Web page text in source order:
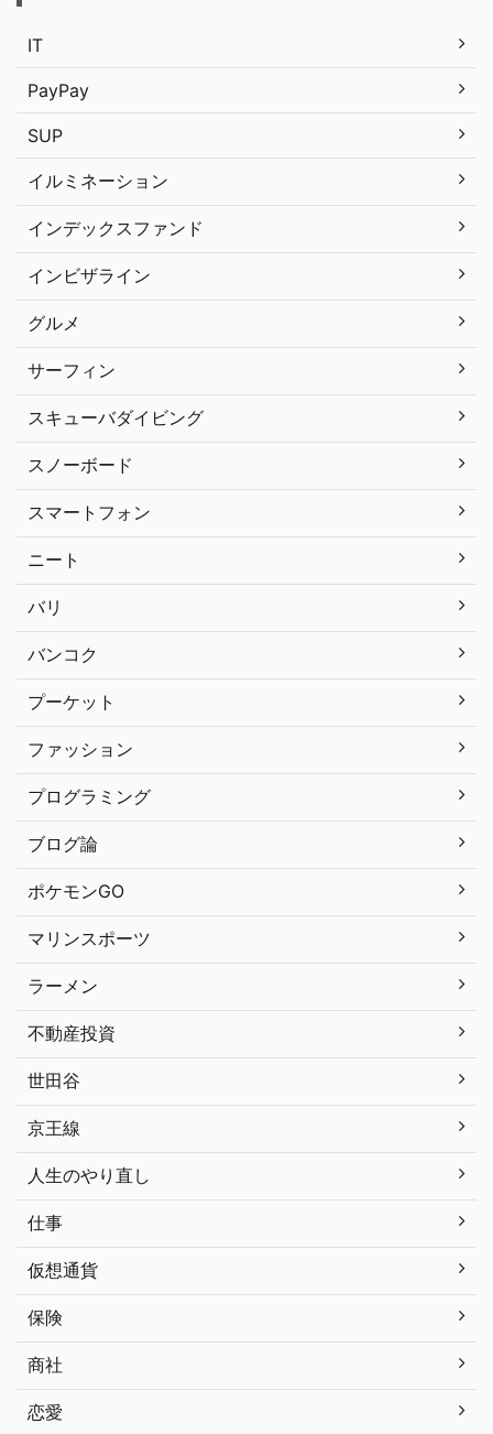
IT
PayPay
SUP
イルミネーション
インデックスファンド
インビザライン
グルメ
サーフィン
スキューバダイビング
スノーボード
スマートフォン
ニート
バリ
バンコク
プーケット
ファッション
プログラミング
ブログ論
ポケモンGO
マリンスポーツ
ラーメン
不動産投資
世田谷
京王線
人生のやり直し
仕事
仮想通貨
保険
商社
恋愛